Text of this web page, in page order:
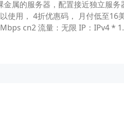
属的服务器，配置接近独立服务
用， 4折优惠码， 月付低至16
cn2 流量：无限 IP：IPv4 *